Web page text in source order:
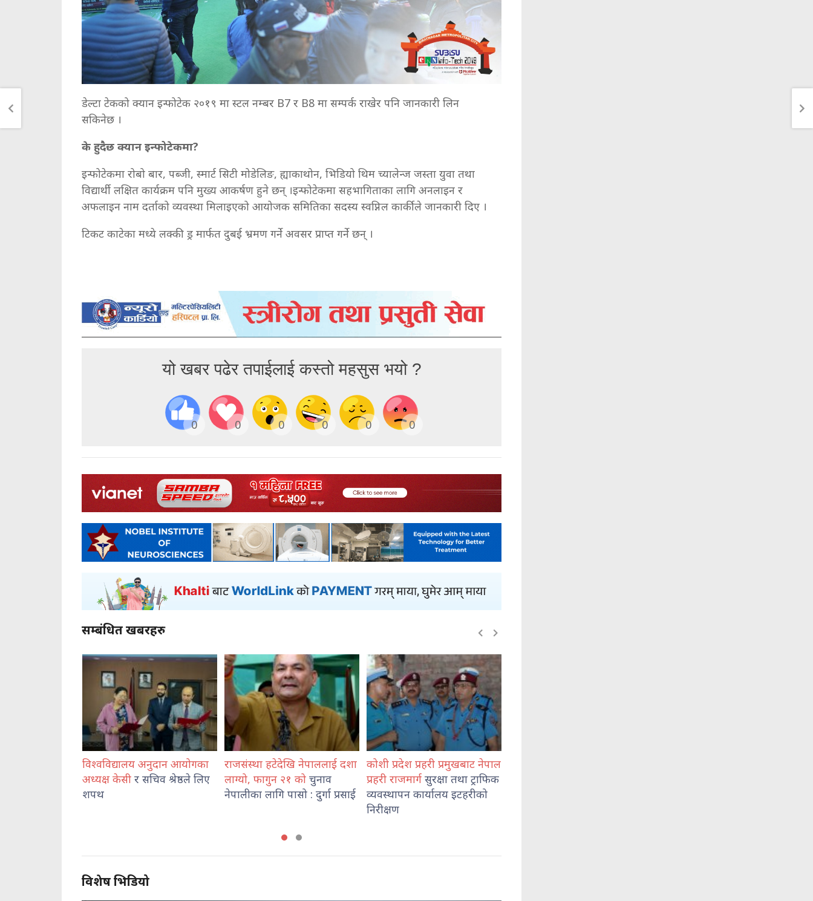
डेल्टा टेकको क्यान इन्फोटेक २०१९ मा स्टल नम्बर B7 र B8 मा सम्पर्क राखेर पनि जानकारी लिन
सकिनेछ ।
के हुदैछ क्यान इन्फोटेकमा?
इन्फोटेकमा रोबो बार, पब्जी, स्मार्ट सिटी मोडेलिङ, ह्याकाथोन, भिडियो थिम च्यालेन्ज जस्ता युवा तथा
विद्यार्थी लक्षित कार्यक्रम पनि मुख्य आकर्षण हुने छन् ।इन्फोटेकमा सहभागिताका लागि अनलाइन र
अफलाइन नाम दर्ताको व्यवस्था मिलाइएको आयोजक समितिका सदस्य स्वप्निल कार्कीले जानकारी दिए ।
टिकट काटेका मध्ये लक्की ड्र मार्फत दुबई भ्रमण गर्ने अवसर प्राप्त गर्ने छन् ।
यो खबर पढेर तपाईलाई कस्तो महसुस भयो ?
0 0 0 0 0 0
सम्बंधित खबरहरु
राजसंस्था हटेदेखि नेपाललाई दशा
लाग्यो, फागुन २१ को चुनाव
नेपालीका लागि पासो : दुर्गा प्रसाई
कोशी प्रदेश प्रहरी प्रमुखबाट नेपाल
प्रहरी राजमार्ग सुरक्षा तथा ट्राफिक
व्यवस्थापन कार्यालय इटहरीको
भेडेटारबाट ६४७ किलो गाँजासहित
दुई जना पक्राउ
विशेष भिडियो